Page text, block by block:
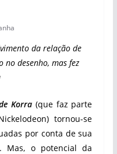
da relação de
desenho, mas fez
Korra (que faz parte
tornou-se
por conta de sua
Mas, o potencial da